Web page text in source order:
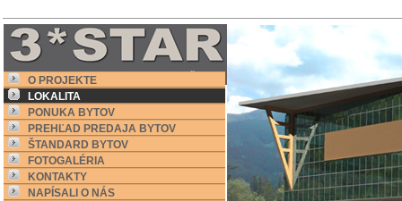
O PROJEKTE
LOKALITA
PONUKA BYTOV
PREHĽAD PREDAJA BYTOV
ŠTANDARD BYTOV
FOTOGALÉRIA
KONTAKTY
NAPÍSALI O NÁS